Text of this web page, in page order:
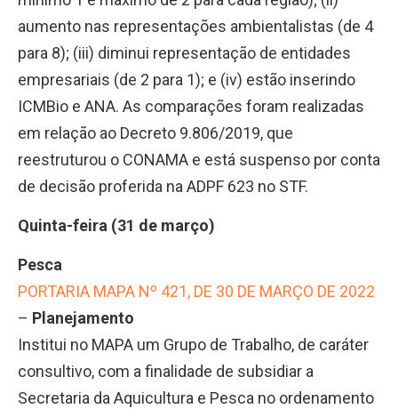
aumento nas representações ambientalistas (de 4
para 8); (iii) diminui representação de entidades
empresariais (de 2 para 1); e (iv) estão inserindo
ICMBio e ANA. As comparações foram realizadas
em relação ao Decreto 9.806/2019, que
reestruturou o CONAMA e está suspenso por conta
de decisão proferida na ADPF 623 no STF.
Quinta-feira (31 de março)
Pesca
PORTARIA MAPA Nº 421, DE 30 DE MARÇO DE 2022
– Planejamento
Institui no MAPA um Grupo de Trabalho, de caráter
consultivo, com a finalidade de subsidiar a
Secretaria da Aquicultura e Pesca no ordenamento